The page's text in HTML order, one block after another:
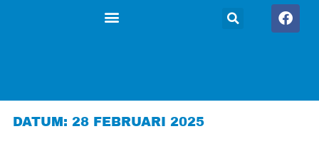
DATUM: 28 FEBRUARI 2025